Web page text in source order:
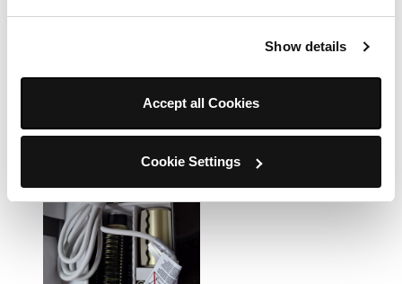
Show details
Accept all Cookies
Cookie Settings